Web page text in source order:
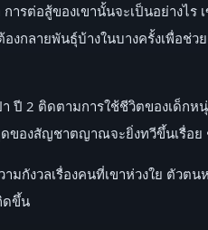
ารต่อสู้ของเขานั้นจะเป็นอย่างไร
งกลายพันธุ์บ้างในบางครั้งเพื่อช่
2 ติดตามการใช้ชีวิตของเด็กหนุ่
ของสัญชาตญาณจะยิ่งทวีขึ้นเรื่อย
มกังวลเรื่องคนที่เขาห่วงใย ตัวต
ดขึ้น